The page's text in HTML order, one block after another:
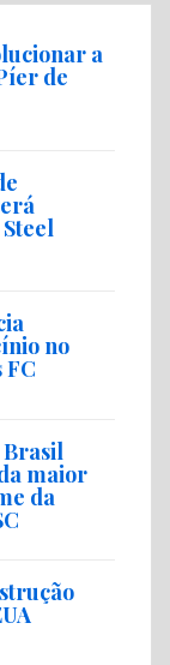
a
de
no
FC
maior
da